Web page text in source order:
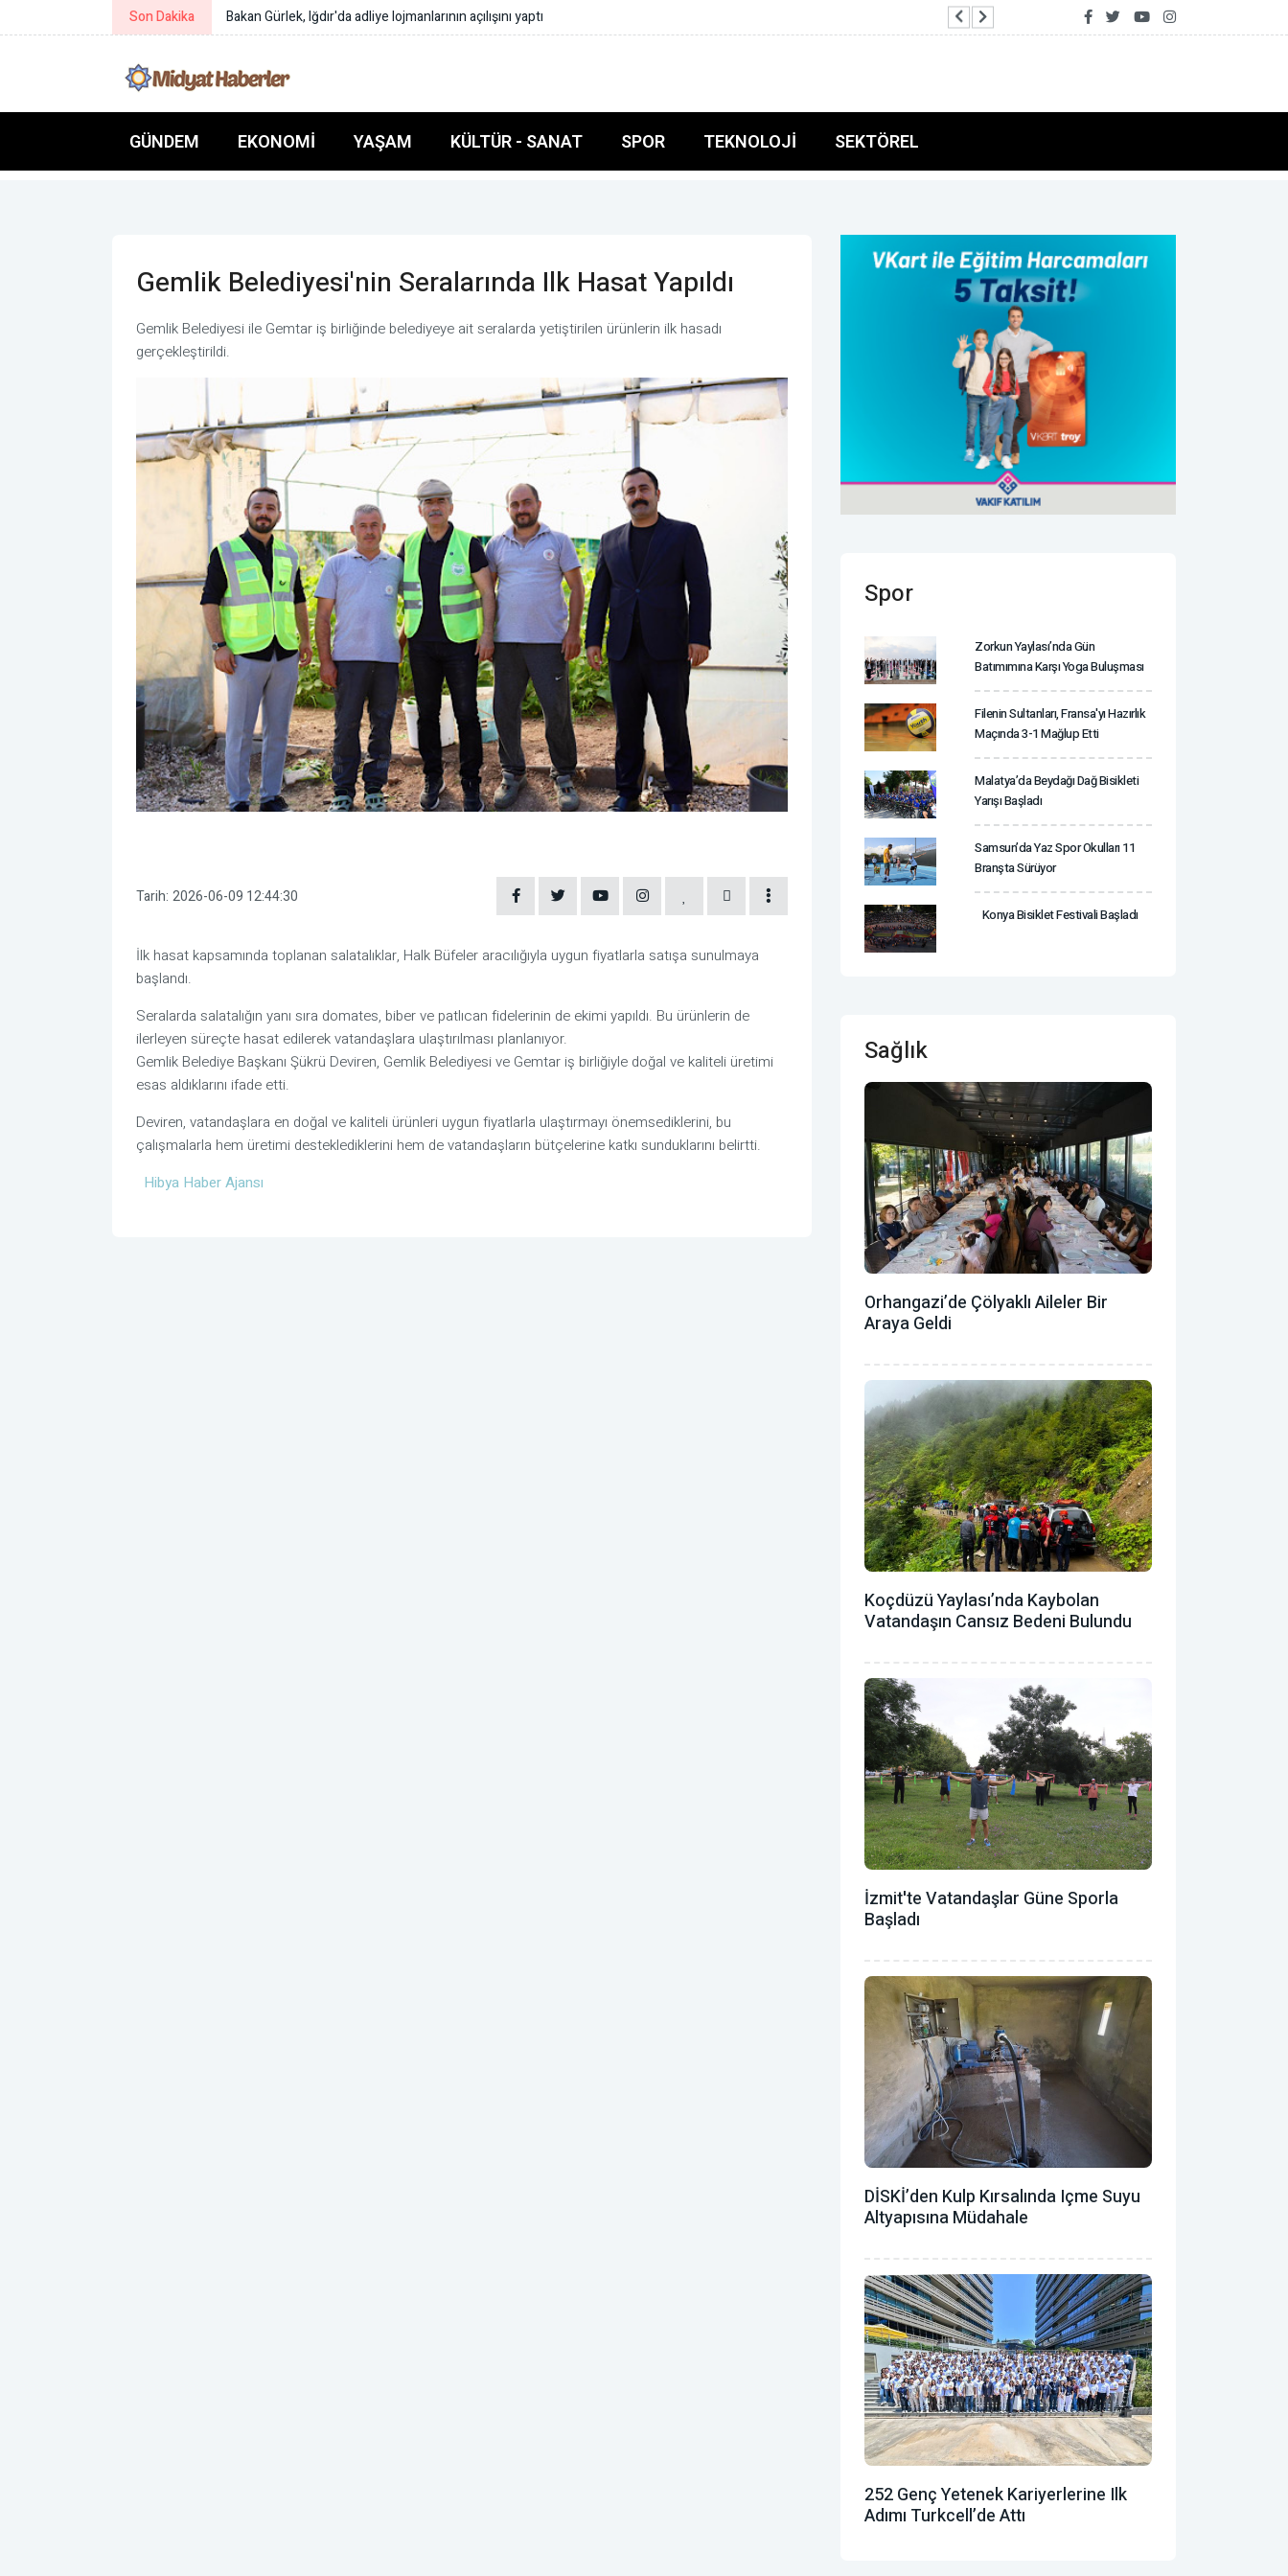
Son Dakika Bakan Çiftçi: Türkeli’nin gönlümüzde müstesna bir yeri var Bodrum Belediyesi'nin ilk emekli kafesi
GÜNDEM EKONOMI YAŞAM KÜLTÜR - SANAT SPOR TEKNOLOJI SEKTÖREL
Gemlik Belediyesi'nin Seralarında Ilk Hasat Yapıldı
Gemlik Belediyesi ile Gemtar iş birliğinde belediyeye ait seralarda yetiştirilen ürünlerin ilk hasadı
gerçekleştirildi.
Tarih: 2026-06-09 12:44:30
İlk hasat kapsamında toplanan salatalıklar, Halk Büfeler aracılığıyla uygun fiyatlarla satışa sunulmaya
başlandı.
Seralarda salatalığın yanı sıra domates, biber ve patlıcan fidelerinin de ekimi yapıldı. Bu ürünlerin de
ilerleyen süreçte hasat edilerek vatandaşlara ulaştırılması planlanıyor.
Gemlik Belediye Başkanı Şükrü Deviren, Gemlik Belediyesi ve Gemtar iş birliğiyle doğal ve kaliteli üretimi
esas aldıklarını ifade etti.
Deviren, vatandaşlara en doğal ve kaliteli ürünleri uygun fiyatlarla ulaştırmayı önemsediklerini, bu
çalışmalarla hem üretimi desteklediklerini hem de vatandaşların bütçelerine katkı sunduklarını belirtti.
Hibya Haber Ajansı
Spor
Zorkun Yaylası’nda Gün
Batımımına Karşı Yoga Buluşması
Filenin Sultanları, Fransa'yı Hazırlık
Maçında 3-1 Mağlup Etti
Malatya’da Beydağı Dağ Bisikleti
Yarışı Başladı
Samsun’da Yaz Spor Okulları 11
Branşta Sürüyor
Konya Bisiklet Festivali Başladı
Sağlık
Orhangazi’de Çölyaklı Aileler Bir
Araya Geldi
Koçdüzü Yaylası’nda Kaybolan
Vatandaşın Cansız Bedeni Bulundu
İzmit'te Vatandaşlar Güne Sporla
Başladı
DİSKİ’den Kulp Kırsalında Içme Suyu
Altyapısına Müdahale
252 Genç Yetenek Kariyerlerine Ilk
Adımı Turkcell’de Attı